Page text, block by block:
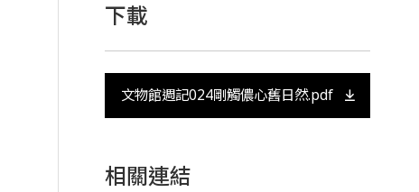
下載
文物館週記024剛觸儂心舊日然.pdf
相關連結